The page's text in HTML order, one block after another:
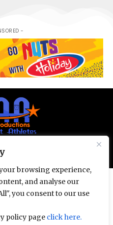
browsing experience,
and analyse our
you consent to our use
policy page click here.
-
2025.